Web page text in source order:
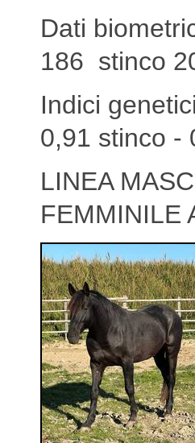
Dati
186 stinco
Indici
0,91 stinco -
LINEA
FEMMINILE